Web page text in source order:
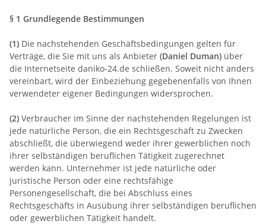
§ 1 Grundlegende Bestimmungen
(1) Die nachstehenden Geschäftsbedingungen gelten für
Verträge, die Sie mit uns als Anbieter (Daniel Duman) über
die Internetseite daniko-24.de schließen. Soweit nicht anders
vereinbart, wird der Einbeziehung gegebenenfalls von Ihnen
verwendeter eigener Bedingungen widersprochen.
(2) Verbraucher im Sinne der nachstehenden Regelungen ist
jede natürliche Person, die ein Rechtsgeschäft zu Zwecken
abschließt, die überwiegend weder ihrer gewerblichen noch
ihrer selbständigen beruflichen Tätigkeit zugerechnet
werden kann. Unternehmer ist jede natürliche oder
juristische Person oder eine rechtsfähige
Personengesellschaft, die bei Abschluss eines
Rechtsgeschäfts in Ausübung ihrer selbständigen beruflichen
oder gewerblichen Tätigkeit handelt.